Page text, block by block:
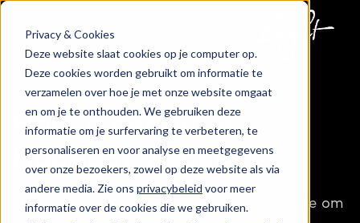
Privacy & Cookies
Deze website slaat cookies op je computer op.
Deze cookies worden gebruikt om informatie te
verzamelen over hoe je met onze website omgaat
en om je te onthouden. We gebruiken deze
informatie om je surfervaring te verbeteren, te
personaliseren en voor analyse en meetgegevens
over onze bezoekers, zowel op deze website als via
andere media. Zie ons privacybeleid voor meer
informatie over de cookies die we gebruiken.
Home
Haal meer uit je
HubSpot website!
Heb jij een HubSpot website of overweeg je om